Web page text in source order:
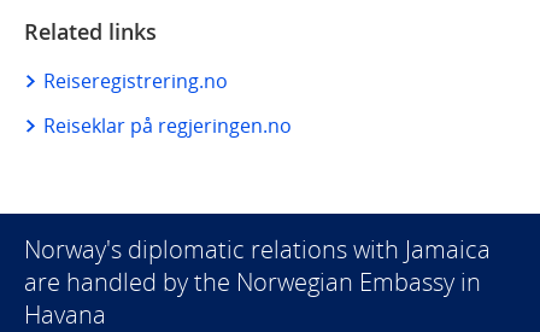
Related links
Reiseregistrering.no
Reiseklar på regjeringen.no
Norway's diplomatic relations with Jamaica
are handled by the Norwegian Embassy in
Havana